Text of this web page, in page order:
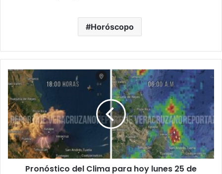
Horóscopo
Pronóstico
del
Clima
para
hoy
lunes
25
de
mayo
Pronóstico del Clima para hoy lunes 25 de